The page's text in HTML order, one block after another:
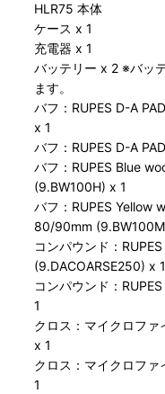
HLR75 本体
ケース x 1
充電器 x 1
バッテリー x 2 ※バッ
ます。
バフ：RUPES D-A
x 1
バフ：RUPES D-A
バフ：RUPES Blue
(9.BW100H) x 1
バフ：RUPES Yellow
80/90mm
コンパウンド：
(9.DACOARSE250) x 1
コンパウンド：
1
クロス：マイクロフ
x 1
クロス：マイクロフ
1